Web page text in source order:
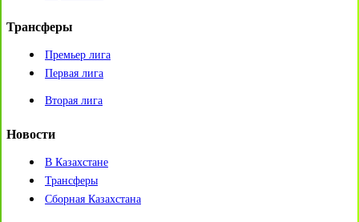
Трансферы
Премьер лига
Первая лига
Вторая лига
Новости
В Казахстане
Трансферы
Сборная Казахстана